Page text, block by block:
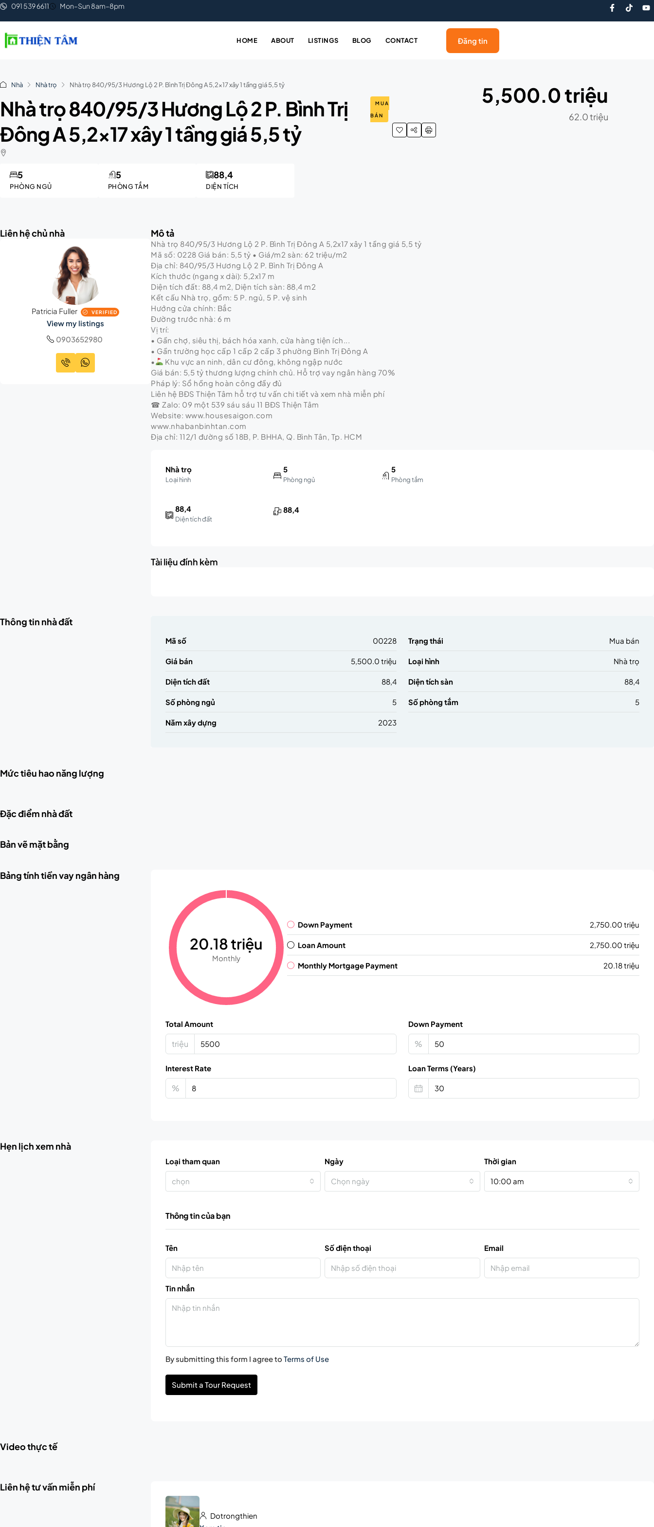
091 539 6611 Mon–Sun 8am–8pm
HOME ABOUT LISTINGS BLOG CONTACT Đăng tin
Nhà Nhà trọ Nhà trọ 840/95/3 Hương Lộ 2 P. Bình Trị Đông A 5,2×17 xây 1 tầng giá 5,5 tỷ
Nhà trọ 840/95/3 Hương Lộ 2 P. Bình Trị
Đông A 5,2×17 xây 1 tầng giá 5,5 tỷ
MUA
BÁN
PHÒNG NGỦ
5
PHÒNG TẮM
5
DIỆN TÍCH
88,4
5,500.0 triệu
62.0 triệu
Liên hệ chủ nhà
Patricia Fuller VERIFIED
View my listings
0903652980
Mô tả
Nhà trọ 840/95/3 Hương Lộ 2 P. Bình Trị Đông A 5,2x17 xây 1 tầng giá 5,5 tỷ
Mã số: 0228 Giá bán: 5,5 tỷ • Giá/m2 sàn: 62 triệu/m2
Địa chỉ: 840/95/3 Hương Lộ 2 P. Bình Trị Đông A
Kích thước (ngang x dài): 5,2x17 m
Diện tích đất: 88,4 m2, Diện tích sàn: 88,4 m2
Kết cấu Nhà trọ, gồm: 5 P. ngủ, 5 P. vệ sinh
Hướng cửa chính: Bắc
Đường trước nhà: 6 m
Vị trí:
• Gần chợ, siêu thị, bách hóa xanh, cửa hàng tiện ích...
• Gần trường học cấp 1 cấp 2 cấp 3 phường Bình Trị Đông A
•
Khu vực an ninh, dân cư đông, không ngập nước
Giá bán: 5,5 tỷ thương lượng chính chủ. Hỗ trợ vay ngân hàng 70%
Pháp lý: Sổ hồng hoàn công đầy đủ
Liên hệ BĐS Thiện Tâm hỗ trợ tư vấn chi tiết và xem nhà miễn phí
☎ Zalo: 09 một 539 sáu sáu 11 BĐS Thiện Tâm
Website: www.housesaigon.com
www.nhabanbinhtan.com
Địa chỉ: 112/1 đường số 18B, P. BHHA, Q. Bình Tân, Tp. HCM
Nhà trọ
Loại hình
5
Phòng ngủ
5
Phòng tắm
88,4
Diện tích đất
88,4
Tài liệu đính kèm
Thông tin nhà đất
Mã số 00228 Trạng thái Mua bán
Giá bán 5,500.0 triệu Loại hình Nhà trọ
Diện tích đất 88,4 Diện tích sàn 88,4
Số phòng ngủ 5 Số phòng tắm 5
Năm xây dựng 2023
Mức tiêu hao năng lượng
Đặc điểm nhà đất
Bản vẽ mặt bằng
Bảng tính tiền vay ngân hàng
20.18 triệu
Monthly
Down Payment 2,750.00 triệu
Loan Amount 2,750.00 triệu
Monthly Mortgage Payment 20.18 triệu
Total Amount
triệu
Down Payment
%
Interest Rate
%
Loan Terms (Years)
Hẹn lịch xem nhà
Loại tham quan
chọn
Ngày
Chọn ngày
Thời gian
10:00 am
Thông tin của bạn
Tên Số điện thoại Email
Tin nhắn
By submitting this form I agree toTerms of Use
Submit a Tour Request
Video thực tế
Liên hệ tư vấn miễn phí
Dotrongthien